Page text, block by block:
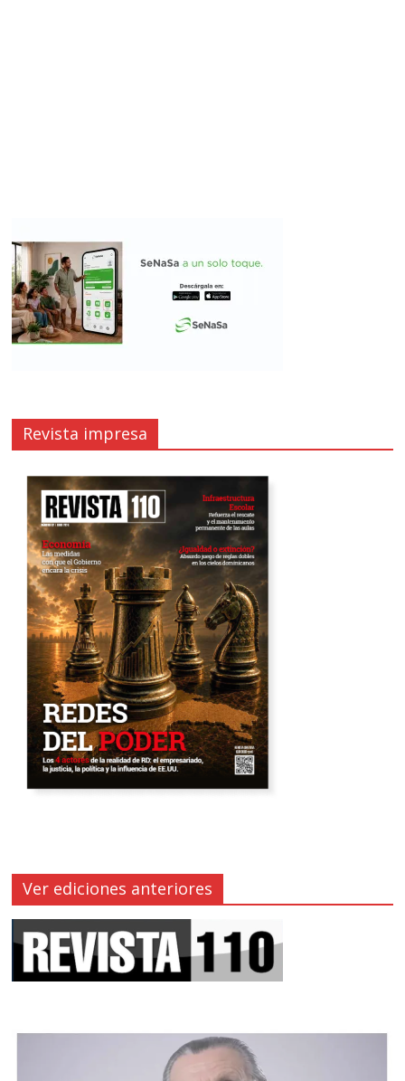
Revista impresa
Ver ediciones anteriores